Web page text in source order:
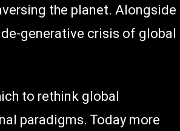
the planet. Alongside
generative crisis of global
to rethink global
paradigms. Today more